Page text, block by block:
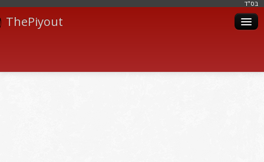
בּס"ד
ThePiyout